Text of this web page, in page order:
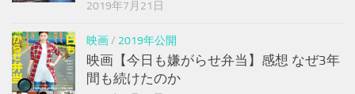
2019年7月21日
映画/ 2019年公開
映画【今日も嫌がらせ弁当】感想 なぜ3年
間も続けたのか